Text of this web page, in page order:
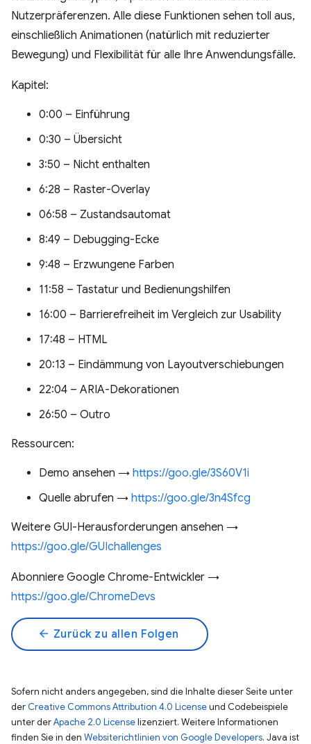
Nutzerpräferenzen. Alle diese Funktionen sehen toll aus,
einschließlich Animationen (natürlich mit reduzierter
Bewegung) und Flexibilität für alle Ihre Anwendungsfälle.
Kapitel:
0:00 – Einführung
0:30 – Übersicht
3:50 – Nicht enthalten
6:28 – Raster-Overlay
06:58 – Zustandsautomat
8:49 – Debugging-Ecke
9:48 – Erzwungene Farben
11:58 – Tastatur und Bedienungshilfen
16:00 – Barrierefreiheit im Vergleich zur Usability
17:48 – HTML
20:13 – Eindämmung von Layoutverschiebungen
22:04 – ARIA-Dekorationen
26:50 – Outro
Ressourcen:
Demo ansehen → https://goo.gle/3S60V1i
Quelle abrufen → https://goo.gle/3n4Sfcg
Weitere GUI-Herausforderungen ansehen →
https://goo.gle/GUIchallenges
Abonniere Google Chrome-Entwickler →
https://goo.gle/ChromeDevs
arrow_back Zurück zu allen Folgen
Sofern nicht anders angegeben, sind die Inhalte dieser Seite unter
der Creative Commons Attribution 4.0 Licenseund Codebeispiele
unter derApache 2.0 Licenselizenziert. Weitere Informationen
finden Sie in den Websiterichtlinien von Google Developers. Java ist